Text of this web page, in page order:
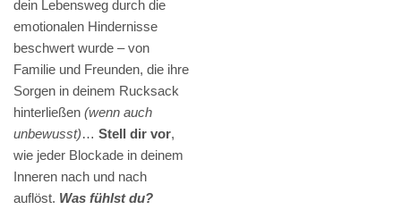
dein Lebensweg durch die
emotionalen Hindernisse
beschwert wurde – von
Familie und Freunden, die ihre
Sorgen in deinem Rucksack
hinterließen (wenn auch
unbewusst)… Stell dir vor,
wie jeder Blockade in deinem
Inneren nach und nach
auflöst. Was fühlst du?